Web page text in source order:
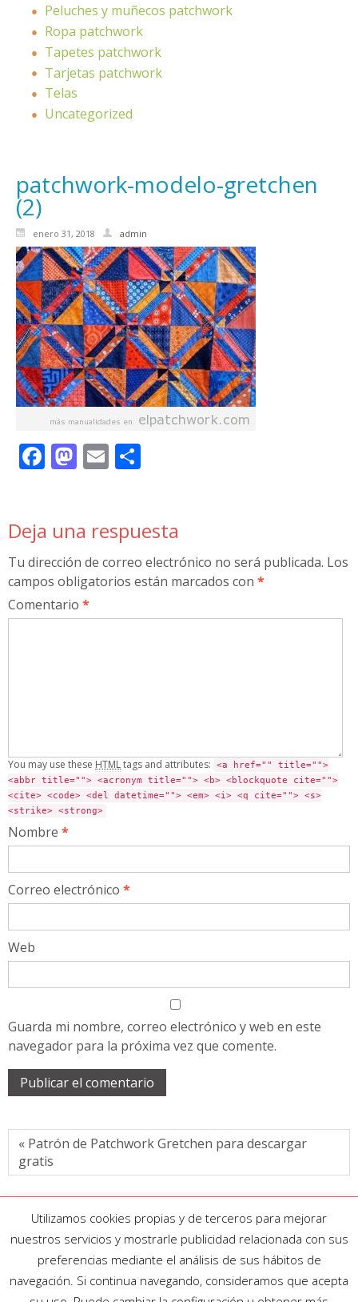
Peluches y muñecos patchwork
Ropa patchwork
Tapetes patchwork
Tarjetas patchwork
Telas
Uncategorized
patchwork-modelo-gretchen
(2)
enero 31, 2018 admin
Facebook
Mastodon
Email
Deja una respuesta
Tu dirección de correo electrónico no será publicada. Los
campos obligatorios están marcados con *
Comentario *
You may use these HTMLtags and attributes:
<a href="" title="">
<abbr title=""> <acronym title=""> <b> <blockquote cite="">
<cite> <code> <del datetime=""> <em> <i> <q cite=""> <s>
<strike> <strong>
Nombre *
Correo electrónico *
Web
Guarda mi nombre, correo electrónico y web en este
navegador para la próxima vez que comente.
« Patrón de Patchwork Gretchen para descargar
gratis
Utilizamos cookies propias y de terceros para mejorar
nuestros servicios y mostrarle publicidad relacionada con sus
preferencias mediante el análisis de sus hábitos de
navegación. Si continua navegando, consideramos que acepta